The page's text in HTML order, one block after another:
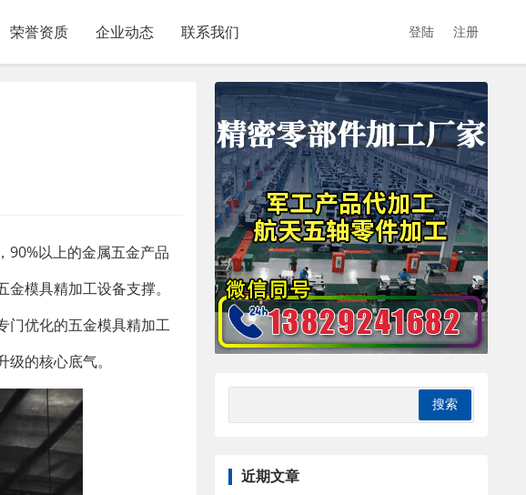
荣誉资质 企业动态 联系我们 登陆 注册
90%以上的金属五金产品
模具精加工设备支撑。
门优化的五金模具精加工
的核心底气。
近期文章